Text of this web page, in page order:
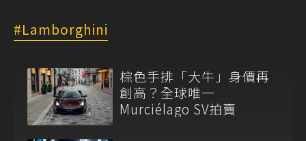
Lamborghini
棕色手排「大牛」身價再
創高？全球唯一
Murciélago SV拍賣